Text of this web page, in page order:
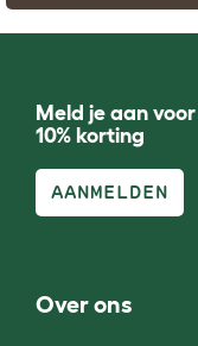
Meld je aan
10% korting
AANMELDEN
Over ons